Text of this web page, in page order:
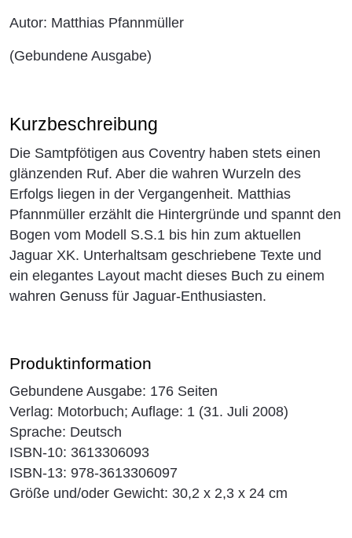
Autor: Matthias Pfannmüller
(Gebundene Ausgabe)
Kurzbeschreibung
Die Samtpfötigen aus Coventry haben stets einen
glänzenden Ruf. Aber die wahren Wurzeln des
Erfolgs liegen in der Vergangenheit. Matthias
Pfannmüller erzählt die Hintergründe und spannt den
Bogen vom Modell S.S.1 bis hin zum aktuellen
Jaguar XK. Unterhaltsam geschriebene Texte und
ein elegantes Layout macht dieses Buch zu einem
wahren Genuss für Jaguar-Enthusiasten.
Produktinformation
Gebundene Ausgabe: 176 Seiten
Verlag: Motorbuch; Auflage: 1 (31. Juli 2008)
Sprache: Deutsch
ISBN-10: 3613306093
ISBN-13: 978-3613306097
Größe und/oder Gewicht: 30,2 x 2,3 x 24 cm